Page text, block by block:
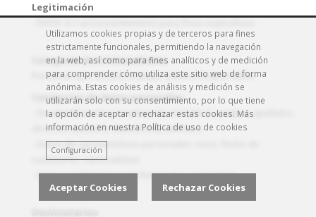
Legitimación
Categoría de interesados/as
Personas que desean trabajar para el responsable.
Categorías de datos personales
- De identificación y localización: D.N.I/N.I.F, nombre, apellidos,
dirección (postal y electrónica), teléfono.
- Datos de características personales: sexo, fecha de
nacimiento, nacionalidad.
- Datos académicos y profesionales: currículum.
Utilizamos cookies propias y de terceros para fines
estrictamente funcionales, permitiendo la navegación
en la web, así como para fines analíticos y de medición
para comprender cómo utiliza este sitio web de forma
anónima. Estas cookies de análisis y medición se
utilizarán solo con su consentimiento, por lo que tiene
la opción de aceptar o rechazar estas cookies. Más
información en nuestra Política de uso de cookies
Configuración
Aceptar Cookies Rechazar Cookies